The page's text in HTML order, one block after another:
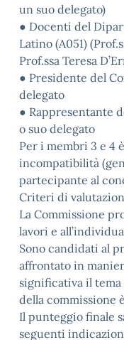
un suo delegato)
● Docenti del
Latino (A051)
Prof.ssa Teresa
● Presidente del
delegato
● Rappresentante
o suo delegato
Per i membri 3 e 4
incompatibilità
partecipante al
Criteri di
La Commissione
lavori e
Sono candidati al
affrontato in
significativa il
della commissione
Il punteggio finale
seguenti